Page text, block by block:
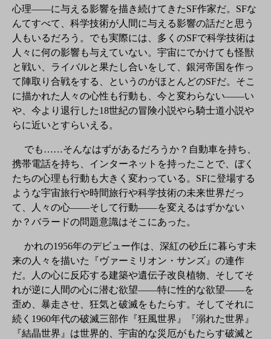
心理――に与える影響を描き続けてきたSF作家だ。SFな
んてすべて、科学技術が人間に与える影響の話だと思う
人もいるだろう。でも実際には、多くのSFで科学技術は
人々に何の影響も与えていない。宇宙にでかけても怪獣
と戦い、ライバルと果たし合いをして、銀河帝国を作っ
て陣取り合戦をする、というのがほとんどのSFだ。そこ
に描かれた人々の心性も行動も、今と変わらない――い
や、今より退行した18世紀の冒険小説やら騎士道小説や
らに近いとすらいえる。
でも……そんなはずがあるだろうか？自動車を持ち、
携帯電話を持ち、インターネットを持ったことで、ぼく
たちの心理も行動も大きく変わっている。SFに登場する
ような宇宙旅行や時間旅行や科学技術の未来世界だっ
て、人々の心――そして行動――を変えるはずかない
か？バラードの問題意識はそこにあった。
かれの1956年のデビュー作は、深紅の砂丘に暮らす未
来の人々を描いた『ヴァーミリオン・サンズ』の連作
だ。人の心に反応する建築や遺伝子改良植物、そしてそ
れが逆に人間の心に潜む欲望――特に性的な欲望――を
歪め、暴走させ、狂気と破滅をもたらす。そしてそれに
続く1960年代の破滅三部作『狂風世界』『溺れた世界』
『結晶世界』は世界的、宇宙的な災厄がもたらす破滅と